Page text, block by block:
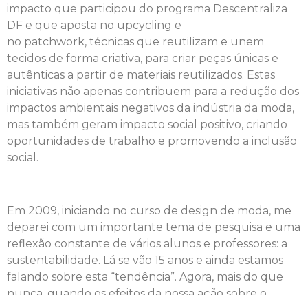
impacto que participou do programa Descentraliza
DF e que aposta no upcycling e
no patchwork, técnicas que reutilizam e unem
tecidos de forma criativa, para criar peças únicas e
autênticas a partir de materiais reutilizados. Estas
iniciativas não apenas contribuem para a redução dos
impactos ambientais negativos da indústria da moda,
mas também geram impacto social positivo, criando
oportunidades de trabalho e promovendo a inclusão
social.
Em 2009, iniciando no curso de design de moda, me
deparei com um importante tema de pesquisa e uma
reflexão constante de vários alunos e professores: a
sustentabilidade. Lá se vão 15 anos e ainda estamos
falando sobre esta “tendência”. Agora, mais do que